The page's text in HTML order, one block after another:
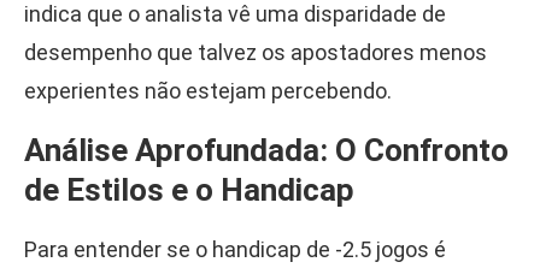
indica que o analista vê uma disparidade de
desempenho que talvez os apostadores menos
experientes não estejam percebendo.
Análise Aprofundada: O Confronto
de Estilos e o Handicap
Para entender se o handicap de -2.5 jogos é